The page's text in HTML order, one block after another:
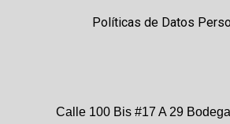
Políticas de Datos
Calle 100 Bis #17 A 29